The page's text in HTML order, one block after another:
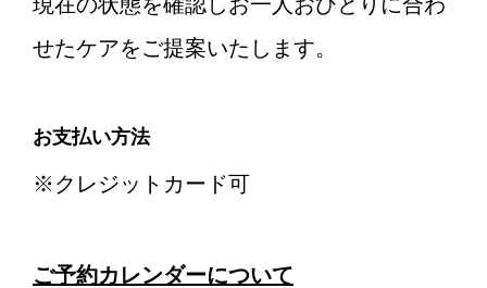
せたケアをご提案いたします。
お支払い方法
※クレジットカード可
ご予約カレンダーについて